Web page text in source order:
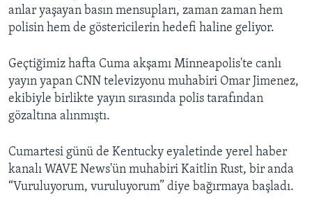
anlar yaşayan basın mensupları, zaman zaman hem
polisin hem de göstericilerin hedefi haline geliyor.
Geçtiğimiz hafta Cuma akşamı Minneapolis'te canlı
yayın yapan CNN televizyonu muhabiri Omar Jimenez,
ekibiyle birlikte yayın sırasında polis tarafından
gözaltına alınmıştı.
Cumartesi günü de Kentucky eyaletinde yerel haber
kanalı WAVE News'ün muhabiri Kaitlin Rust, bir anda
“Vuruluyorum, vuruluyorum” diye bağırmaya başladı.